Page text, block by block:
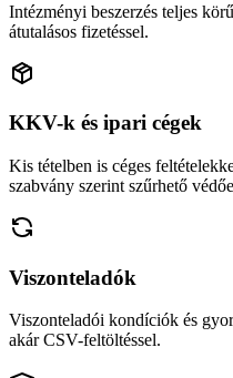
Intézményi beszerzés teljes
átutalásos fizetéssel.
KKV-k és ipari cégek
Kis tételben is céges
szabvány szerint szűrhető
Viszonteladók
Viszonteladói kondíciók és
akár CSV-feltöltéssel.